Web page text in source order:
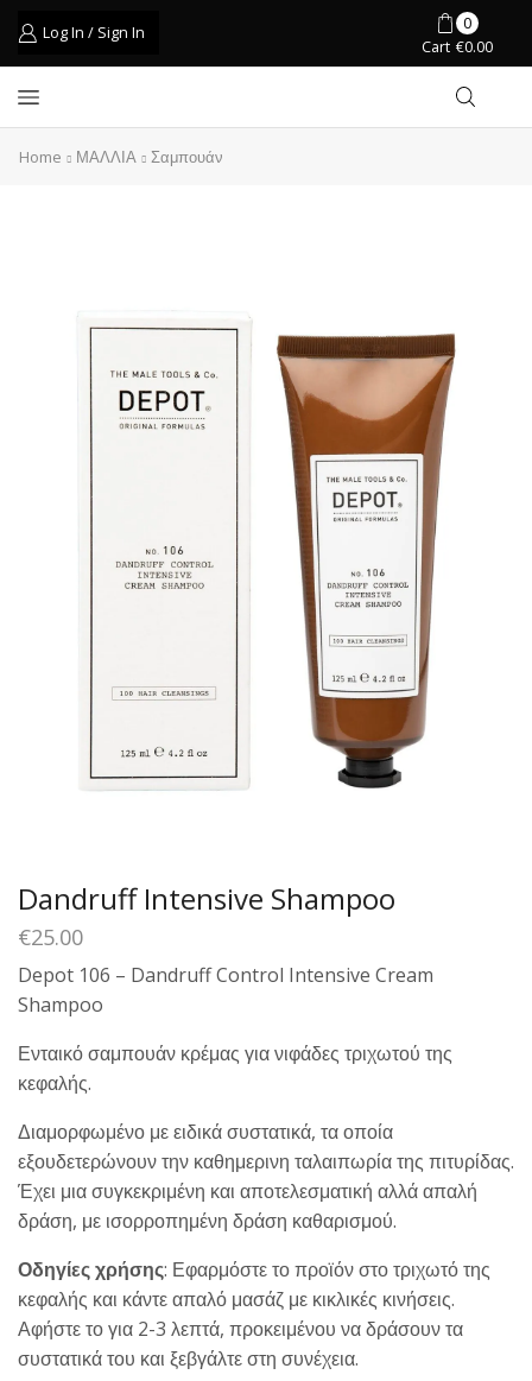
Log In / Sign In
0
Cart €0.00
Home ΜΑΛΛΙΑ Σαμπουάν
Dandruff Intensive Shampoo
€25.00
Depot 106 – Dandruff Control Intensive Cream
Shampoo
Ενταικό σαμπουάν κρέμας για νιφάδες τριχωτού της
κεφαλής.
Διαμορφωμένο με ειδικά συστατικά, τα οποία
εξουδετερώνουν την καθημερινη ταλαιπωρία της πιτυρίδας.
Έχει μια συγκεκριμένη και αποτελεσματική αλλά απαλή
δράση, με ισορροπημένη δράση καθαρισμού.
Οδηγίες χρήσης: Εφαρμόστε το προϊόν στο τριχωτό της
κεφαλής και κάντε απαλό μασάζ με κικλικές κινήσεις.
Αφήστε το για 2-3 λεπτά, προκειμένου να δράσουν τα
συστατικά του και ξεβγάλτε στη συνέχεια.